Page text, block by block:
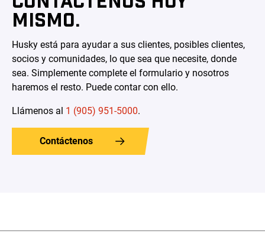
MISMO.
Husky está para ayudar a sus clientes, posibles clientes,
socios y comunidades, lo que sea que necesite, donde
sea. Simplemente complete el formulario y nosotros
haremos el resto. Puede contar con ello.
Llámenos al 1 (905) 951-5000.
Contáctenos